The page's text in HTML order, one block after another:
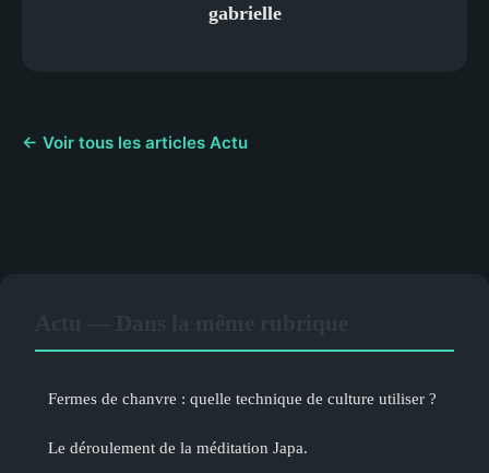
gabrielle
← Voir tous les articles Actu
Fermes de chanvre : quelle technique de culture utiliser ?
Le déroulement de la méditation Japa.